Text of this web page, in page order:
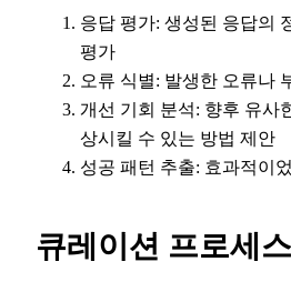
응답 평가: 생성된 응답의
평가
오류 식별: 발생한 오류나
개선 기회 분석: 향후 유사
상시킬 수 있는 방법 제안
성공 패턴 추출: 효과적이
큐레이션 프로세스